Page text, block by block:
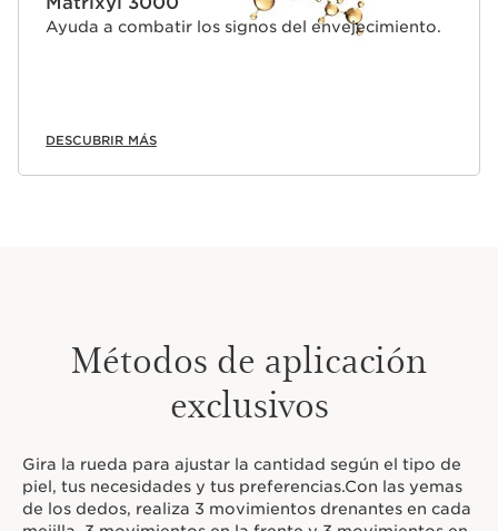
Ayuda a combatir los signos del envejecimiento.
DESCUBRIR MÁS
Métodos de aplicación
exclusivos
Gira la rueda para ajustar la cantidad según el tipo de
piel, tus necesidades y tus preferencias.Con las yemas
de los dedos, realiza 3 movimientos drenantes en cada